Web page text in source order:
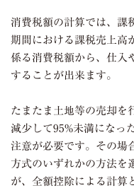
消費税額の計算では、課
期間における課税売上高
係る消費税額から、仕入
することが出来ます。
たまたま土地等の売却を
減少して95%未満になっ
注意が必要です。その場
方式のいずれかの方法を
が、全額控除による計算